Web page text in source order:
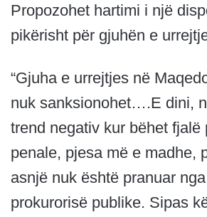
Propozohet hartimi i një
pikërisht për gjuhën e
“Gjuha e urrejtjes në
nuk sanksionohet….E dini,
trend negativ kur bëhet fjalë
penale, pjesa më e madhe,
asnjë nuk është pranuar
prokurorisë publike. Sipas